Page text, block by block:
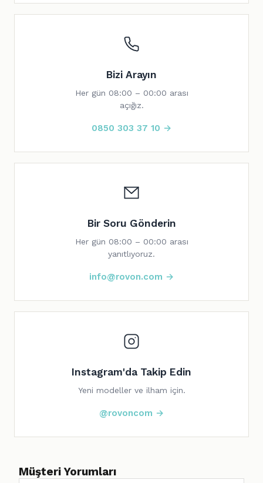
Bizi Arayın
Her gün 08:00 – 00:00 arası
açığız.
0850 303 37 10 →
Bir Soru Gönderin
Her gün 08:00 – 00:00 arası
yanıtlıyoruz.
info@rovon.com →
Instagram'da Takip Edin
Yeni modeller ve ilham için.
@rovoncom →
Müşteri Yorumları